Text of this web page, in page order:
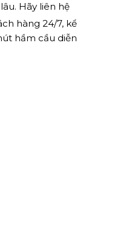
Hãy liên hệ
hàng 24/7, kể
hầm cầu diễn